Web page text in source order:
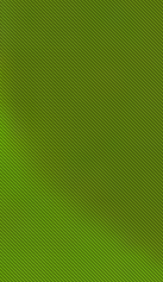
EN